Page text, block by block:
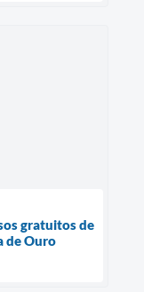
gratuitos de
de Ouro